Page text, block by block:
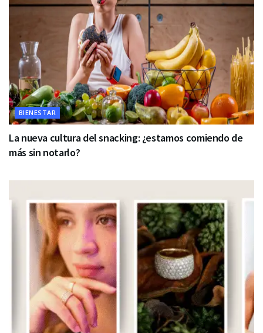
BIENESTAR
La nueva cultura del snacking: ¿estamos comiendo de
más sin notarlo?